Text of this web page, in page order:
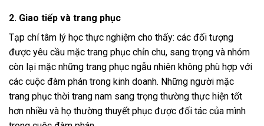
2. Giao tiếp và trang phục
Tạp chí tâm lý học thực nghiệm cho thấy: các đối tượng
được yêu cầu mặc trang phục chỉn chu, sang trọng và nhóm
còn lại mặc những trang phục ngẫu nhiên không phù hợp với
các cuộc đàm phán trong kinh doanh. Những người mặc
trang phục thời trang nam sang trọng thường thực hiện tốt
hơn nhiều và họ thường thuyết phục được đối tác của mình